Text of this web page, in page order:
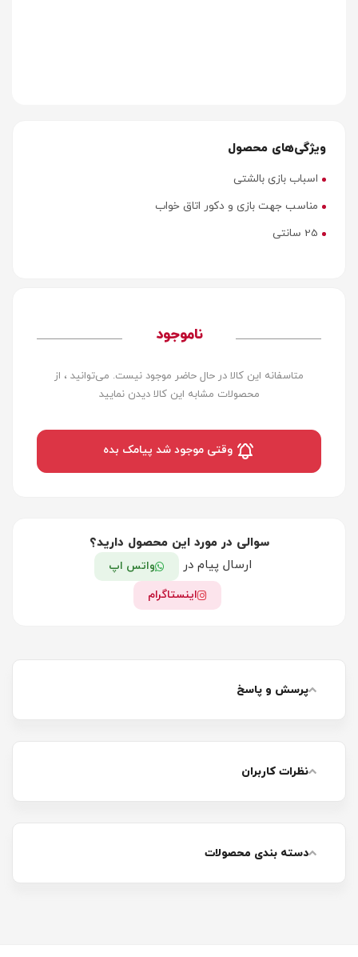
ویژگی‌های محصول
اسباب بازی بالشتی
مناسب جهت بازی و دکور اتاق خواب
25 سانتی
ناموجود
متاسفانه این کالا در حال حاضر موجود نیست. می‌توانید ، از
محصولات مشابه این کالا دیدن نمایید
سوالی در مورد این محصول دارید؟
ارسال پیام در
واتس اپ
اینستاگرام
پرسش و پاسخ
نظرات کاربران
دسته بندی محصولات